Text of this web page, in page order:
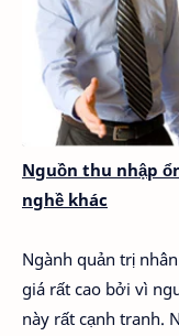
Nguồn thu nhập
nghề khác
Ngành quản trị
giá rất cao bởi vì
này rất cạnh tranh.